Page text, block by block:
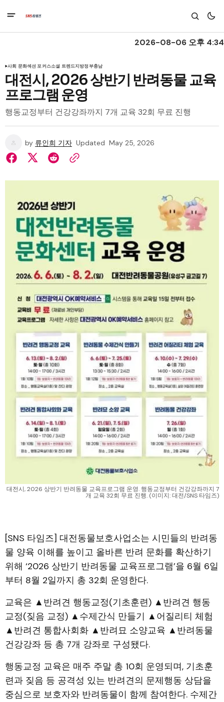
2026-08-06 오후 4:34
사회 문화섹션 포커스소셜 트렌드지방정부충남
대전시, 2026 상반기 반려동물 교육
프로그램 운영
행동교정부터 건강강좌까지 7개 교육 32회 무료 진행
by 류인희 기자 Updated May 25, 2026
대전시, 2026 상반기 반려동물 교육프로그램 운영. 행동교정부터 건강강좌까지 7
개 교육 32회 무료 진행. (이미지: 대전/SNS 타임즈)
[SNS 타임즈] 대전동물보호사업소는 시민들의 반려동
물 양육 이해를 높이고 올바른 반려 문화를 확산하기
위해 ‘2026 상반기 반려동물 교육프로그램’을 6월 6일
부터 8월 2일까지 총 32회 운영한다.
교육은 ▲반려견 행동교정(기초훈련) ▲반려견 행동
교정(짖음 교정) ▲수제간식 만들기 ▲어질리티 체험
▲반려견 통합사회화 ▲반려묘 소양교육 ▲반려동물
건강강좌 등 총 7개 강좌로 구성됐다.
행동교정 교육은 매주 주말 총 10회 운영되며, 기초훈
련과 짖음 등 공격성 있는 반려견의 문제행동 상담을
중심으로 보호자와 반려동물이 함께 참여한다. 수제간